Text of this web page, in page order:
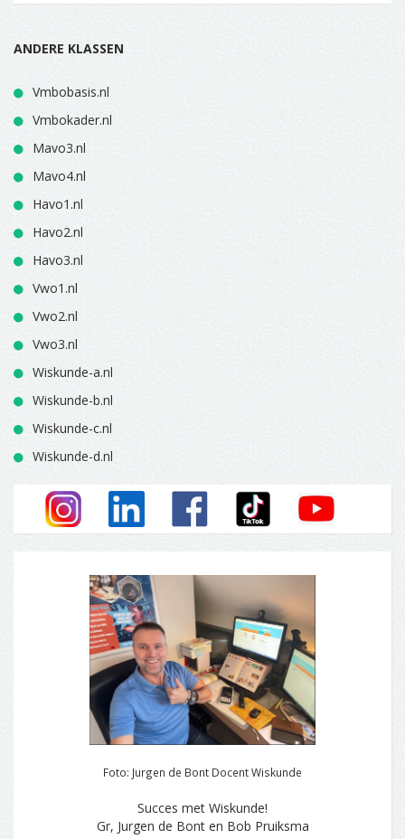
ANDERE KLASSEN
Vmbobasis.nl
Vmbokader.nl
Mavo3.nl
Mavo4.nl
Havo1.nl
Havo2.nl
Havo3.nl
Vwo1.nl
Vwo2.nl
Vwo3.nl
Wiskunde-a.nl
Wiskunde-b.nl
Wiskunde-c.nl
Wiskunde-d.nl
Foto: Jurgen de Bont Docent Wiskunde
Succes met Wiskunde!
Gr, Jurgen de Bont en Bob Pruiksma